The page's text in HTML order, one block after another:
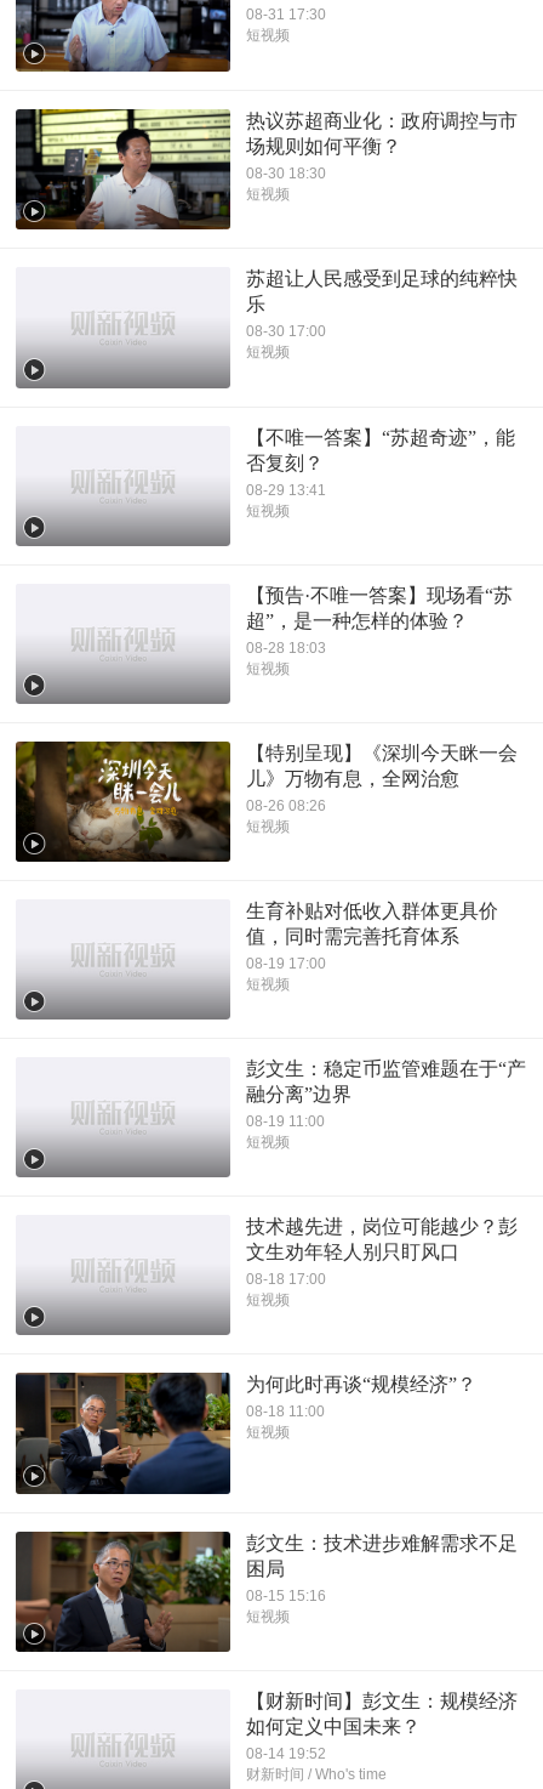
08-31 17:30
短视频
热议苏超商业化：政府调控与市
场规则如何平衡？
08-30 18:30
短视频
苏超让人民感受到足球的纯粹快
乐
08-30 17:00
短视频
【不唯一答案】“苏超奇迹”，能
否复刻？
08-29 13:41
短视频
【预告·不唯一答案】现场看“苏
超”，是一种怎样的体验？
08-28 18:03
短视频
【特别呈现】《深圳今天眯一会
儿》万物有息，全网治愈
08-26 08:26
短视频
生育补贴对低收入群体更具价
值，同时需完善托育体系
08-19 17:00
短视频
彭文生：稳定币监管难题在于“产
融分离”边界
08-19 11:00
短视频
技术越先进，岗位可能越少？彭
文生劝年轻人别只盯风口
08-18 17:00
短视频
为何此时再谈“规模经济”？
08-18 11:00
短视频
彭文生：技术进步难解需求不足
困局
08-15 15:16
短视频
【财新时间】彭文生：规模经济
如何定义中国未来？
08-14 19:52
财新时间 / Who's time